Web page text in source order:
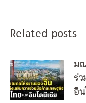
Related posts
มณ
ร่ว
อิน